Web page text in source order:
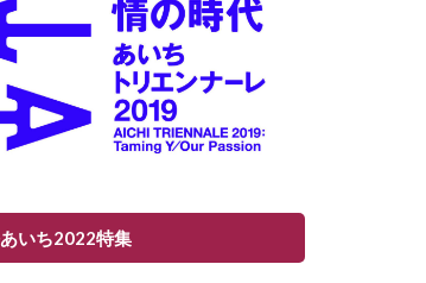
いち2022特集